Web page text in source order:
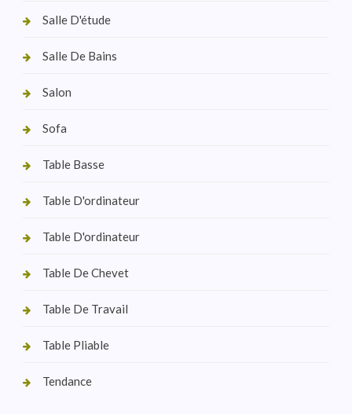
Salle D'étude
Salle De Bains
Salon
Sofa
Table Basse
Table D'ordinateur
Table D'ordinateur
Table De Chevet
Table De Travail
Table Pliable
Tendance